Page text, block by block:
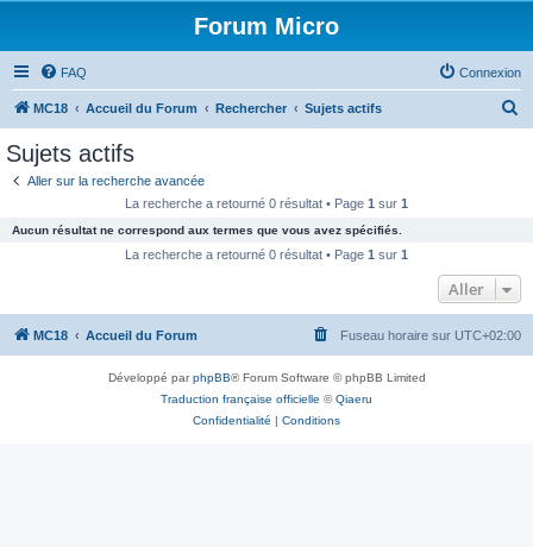
Forum Micro
FAQ Connexion
MC18 Accueil du Forum Rechercher Sujets actifs
c
e
Sujets actifs
Aller sur la recherche avancée
La recherche a retourné 0 résultat • Page 1 sur 1
Aucun résultat ne correspond aux termes que vous avez spécifiés.
La recherche a retourné 0 résultat • Page 1 sur 1
Aller
MC18 Accueil du Forum Fuseau horaire sur UTC+02:00
Développé parphpBB® Forum Software © phpBB Limited
Traduction française officielle ©Qiaeru
Confidentialité | Conditions